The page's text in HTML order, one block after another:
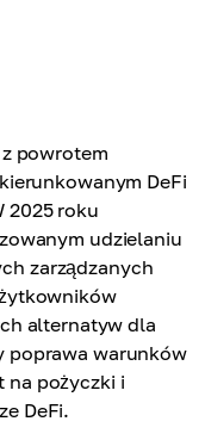
powrotem
DeFi
2025 roku
udzielaniu
zarządzanych
alternatyw dla
poprawa warunków
na pożyczki i
DeFi.